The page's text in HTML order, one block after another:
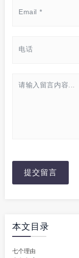
提交留言
本文目录
七个理由